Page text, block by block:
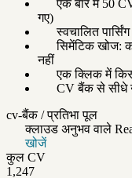
एक बार में 50
गए)
स्वचालित
सिमेंटिक खोज:
नहीं
एक क्लिक में
CV बैंक से सीधे
cv-बैंक / प्रतिभा पूल
क्लाउड अनुभव वाले
खोजें
कुल CV
1,247